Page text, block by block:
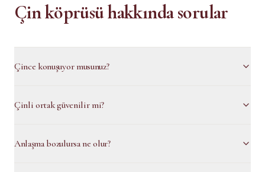
Çin köprüsü hakkında sorular
Çince konuşuyor musunuz?
Çinli ortak güvenilir mi?
Anlaşma bozulursa ne olur?